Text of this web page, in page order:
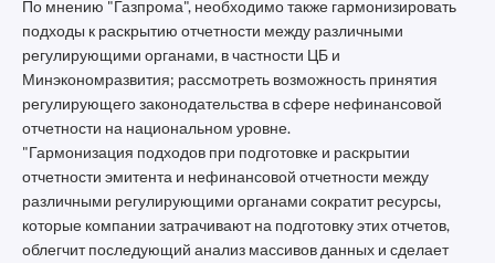
По мнению "Газпрома", необходимо также гармонизировать
подходы к раскрытию отчетности между различными
регулирующими органами, в частности ЦБ и
Минэкономразвития; рассмотреть возможность принятия
регулирующего законодательства в сфере нефинансовой
отчетности на национальном уровне.
"Гармонизация подходов при подготовке и раскрытии
отчетности эмитента и нефинансовой отчетности между
различными регулирующими органами сократит ресурсы,
которые компании затрачивают на подготовку этих отчетов,
облегчит последующий анализ массивов данных и сделает